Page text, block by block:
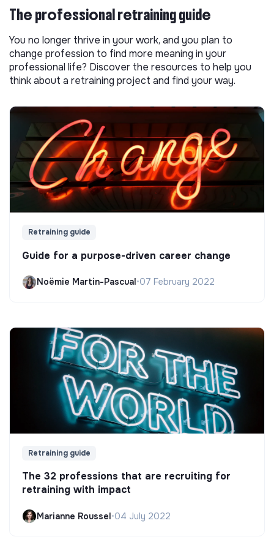
The professional retraining guide
You no longer thrive in your work, and you plan to
change profession to find more meaning in your
professional life? Discover the resources to help you
think about a retraining project and find your way.
Retraining guide
Guide for a purpose-driven career change
Noëmie Martin-Pascual•07 February 2022
Retraining guide
The 32 professions that are recruiting for
retraining with impact
Marianne Roussel•04 July 2022